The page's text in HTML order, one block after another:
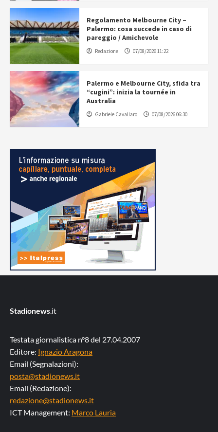
Regolamento Melbourne City –
Palermo: cosa succede in caso di
pareggio / Amichevole
Redazione 07/08/2026 11:22
Palermo e Melbourne City, sfida tra
“cugini”: inizia la tournée in
Australia
Gabriele Cavallaro 07/08/2026 06:30
Stadionews.it
Testata giornalistica n°8 del 27.04.2007
Editore: Ignazio Aragona
Email (Segnalazioni):
posta@stadionews.it
Email (Redazione):
redazione@stadionews.it
ICT Management: Marco Lauria